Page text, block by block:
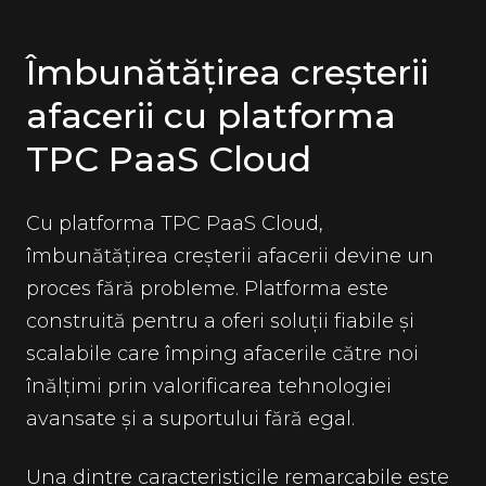
Îmbunătățirea creșterii
afacerii cu platforma
TPC PaaS Cloud
Cu platforma TPC PaaS Cloud,
îmbunătățirea creșterii afacerii devine un
proces fără probleme. Platforma este
construită pentru a oferi soluții fiabile și
scalabile care împing afacerile către noi
înălțimi prin valorificarea tehnologiei
avansate și a suportului fără egal.
Una dintre caracteristicile remarcabile este